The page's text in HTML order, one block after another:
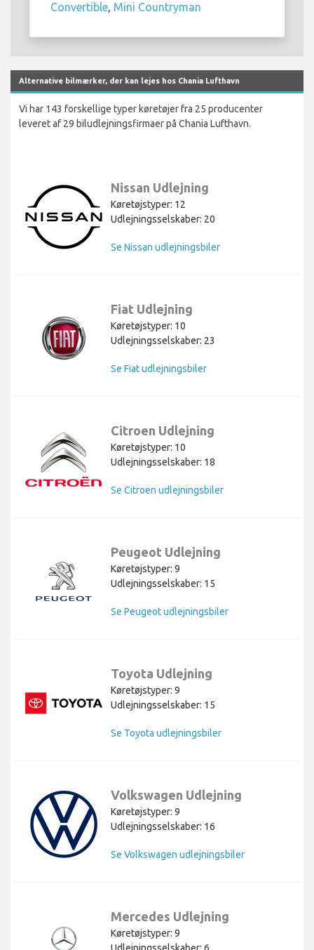
Convertible, Mini Countryman
Alternative bilmærker, der kan lejes hos Chania Lufthavn
Vi har 143 forskellige typer køretøjer fra 25 producenter
leveret af 29 biludlejningsfirmaer på Chania Lufthavn.
Nissan Udlejning
Køretøjstyper: 12
Udlejningsselskaber: 20
Se Nissan udlejningsbiler
Fiat Udlejning
Køretøjstyper: 10
Udlejningsselskaber: 23
Se Fiat udlejningsbiler
Citroen Udlejning
Køretøjstyper: 10
Udlejningsselskaber: 18
Se Citroen udlejningsbiler
Peugeot Udlejning
Køretøjstyper: 9
Udlejningsselskaber: 15
Se Peugeot udlejningsbiler
Toyota Udlejning
Køretøjstyper: 9
Udlejningsselskaber: 15
Se Toyota udlejningsbiler
Volkswagen Udlejning
Køretøjstyper: 9
Udlejningsselskaber: 16
Se Volkswagen udlejningsbiler
Mercedes Udlejning
Køretøjstyper: 9